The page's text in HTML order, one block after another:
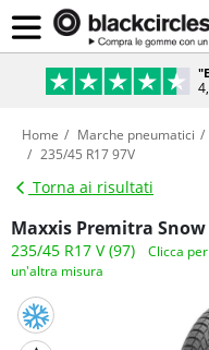
Home Marche pneumatici
235/45 R17 97V
Torna ai risultati
Maxxis Premitra Snow
235/45 R17 V (97)
Clicca
un'altra misura